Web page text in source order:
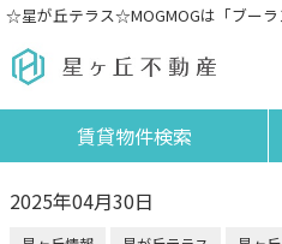
☆星が丘テラス☆MOGMOGは「ブーラ
賃貸物件検索
2025年04月30日